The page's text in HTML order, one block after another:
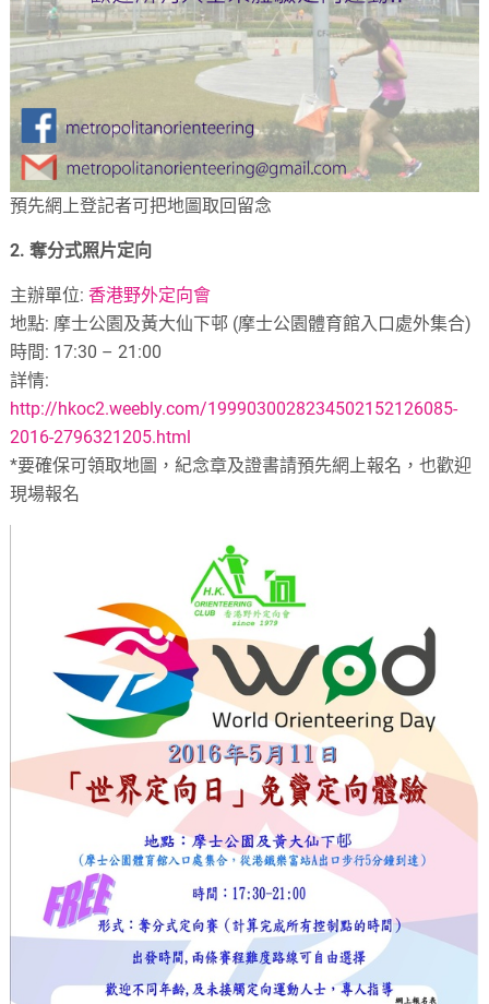
預先網上登記者可把地圖取回留念
2.奪分式照片定向
主辦單位:香港野外定向會
地點: 摩士公園及黃大仙下邨 (摩士公園體育館入口處外集合)
時間: 17:30 – 21:00
詳情:
http://hkoc2.weebly.com/1999030028234502152126085-
2016-2796321205.html
*要確保可領取地圖，紀念章及證書請預先網上報名，也歡迎
現場報名